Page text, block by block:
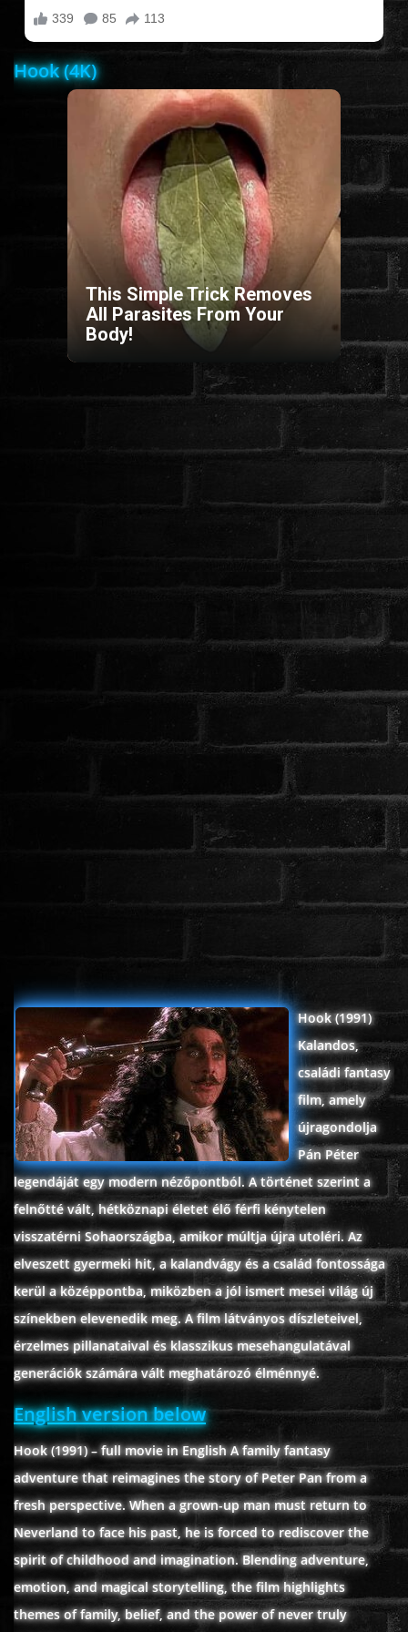
FILMEK (2025-ÖS)
FILMEK (2024-ES)
FILMEK (2023-AS)
FILMEK (2022-ES)
FELIRATOS FILMEK
CSALÁDI
WESTERN
TÖRTÉNELMI
DOKUMENTUMFILMEK
ÉLŐ ADÁSOK (LIVE)
SOROZAT
KARÁCSONYI FILMEK
PC-GAME
Hook (4K)
This Simple Trick Removes
All Parasites From Your
Body!
Hook (1991)
Kalandos,
családi fantasy
film, amely
újragondolja
Pán Péter
legendáját egy modern nézőpontból. A történet szerint a
felnőtté vált, hétköznapi életet élő férfi kénytelen
visszatérni Sohaországba, amikor múltja újra utoléri. Az
elveszett gyermeki hit, a kalandvágy és a család fontossága
kerül a középpontba, miközben a jól ismert mesei világ új
színekben elevenedik meg. A film látványos díszleteivel,
érzelmes pillanataival és klasszikus mesehangulatával
generációk számára vált meghatározó élménnyé.
English version below
Hook (1991) – full movie in English A family fantasy
adventure that reimagines the story of Peter Pan from a
fresh perspective. When a grown-up man must return to
Neverland to face his past, he is forced to rediscover the
spirit of childhood and imagination. Blending adventure,
emotion, and magical storytelling, the film highlights
themes of family, belief, and the power of never truly